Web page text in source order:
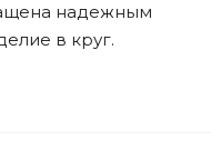
надежным
в круг.